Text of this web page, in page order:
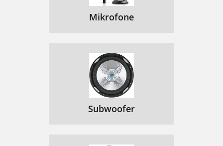
Mikrofone
Subwoofer